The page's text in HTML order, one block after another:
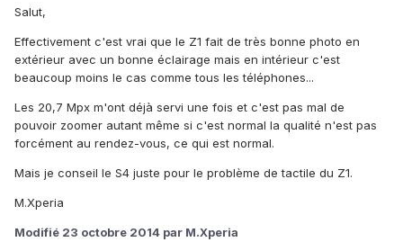
Salut,
Effectivement c'est vrai que le Z1 fait de très bonne photo en
extérieur avec un bonne éclairage mais en intérieur c'est
beaucoup moins le cas comme tous les téléphones...
Les 20,7 Mpx m'ont déjà servi une fois et c'est pas mal de
pouvoir zoomer autant même si c'est normal la qualité n'est pas
forcément au rendez-vous, ce qui est normal.
Mais je conseil le S4 juste pour le problème de tactile du Z1.
M.Xperia
Modifié 23 octobre 2014 par M.Xperia